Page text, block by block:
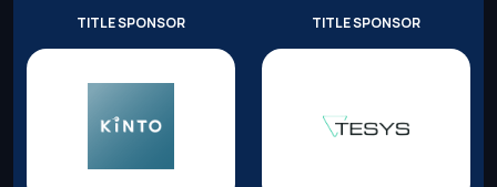
TITLE SPONSOR TITLE SPONSOR